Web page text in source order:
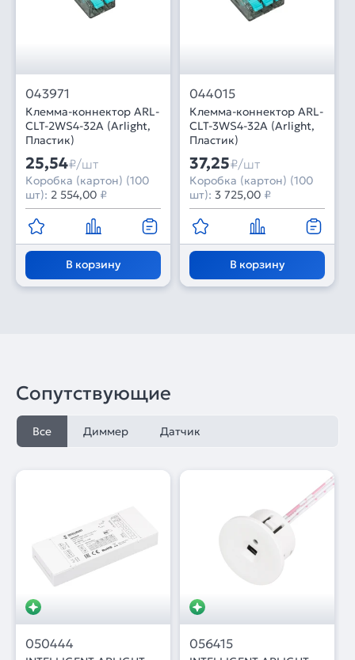
043971
Клемма-коннектор ARL-
CLT-2WS4-32A (Arlight,
Пластик)
25,54₽/шт
Коробка (картон) (100
шт): 2 554,00 ₽
В корзину
044015
Клемма-коннектор ARL-
CLT-3WS4-32A (Arlight,
Пластик)
37,25₽/шт
Коробка (картон) (100
шт): 3 725,00 ₽
В корзину
Сопутствующие
Все Диммер Датчик
050444 056415